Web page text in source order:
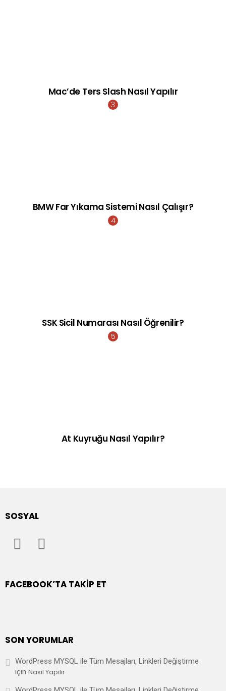
Mac’de Ters Slash Nasıl Yapılır
BMW Far Yıkama Sistemi Nasıl Çalışır?
SSK Sicil Numarası Nasıl Öğrenilir?
At Kuyruğu Nasıl Yapılır?
SOSYAL
FACEBOOK’TA TAKIP ET
SON YORUMLAR
WordPress MYSQL ile Tüm Mesajları, Linkleri Değiştirme
için Nasıl Yapılır